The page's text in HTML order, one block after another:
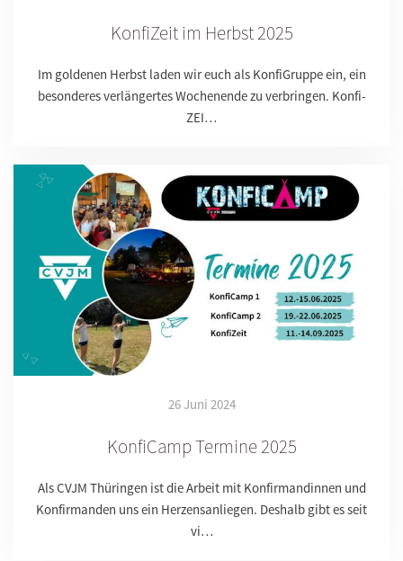
KonfiZeit im Herbst 2025
Im goldenen Herbst laden wir euch als KonfiGruppe ein, ein
besonderes verlängertes Wochenende zu verbringen. Konfi-
ZEI…
26 Juni 2024
KonfiCamp Termine 2025
Als CVJM Thüringen ist die Arbeit mit Konfirmandinnen und
Konfirmanden uns ein Herzensanliegen. Deshalb gibt es seit
vi…